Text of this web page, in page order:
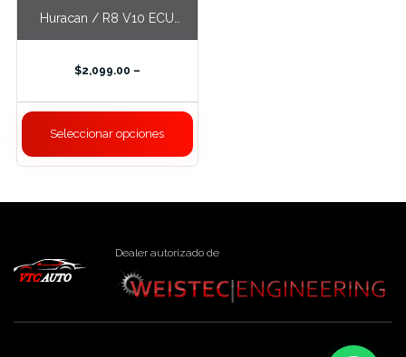
Huracan / R8 V10 ECU
$2,099.00 –
Seleccionar opciones
Dealer autorizado de